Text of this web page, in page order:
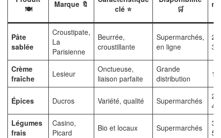
🍽️
Marque 🔖
clé ⭐
🛒
Pâte
sablée
Croustipate,
La
Parisienne
Beurrée,
croustillante
Supermarchés,
en ligne
3,2
Crème
fraîche
Lesieur
Onctueuse,
liaison parfaite
Grande
distribution
Épices Ducros Variété, qualité Supermarchés
4,0
Légumes
frais
Casino,
Picard
Bio et locaux Supermarchés
5,0